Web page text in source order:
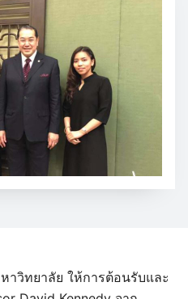
วิทยาลัย ให้การต้อนรับและ